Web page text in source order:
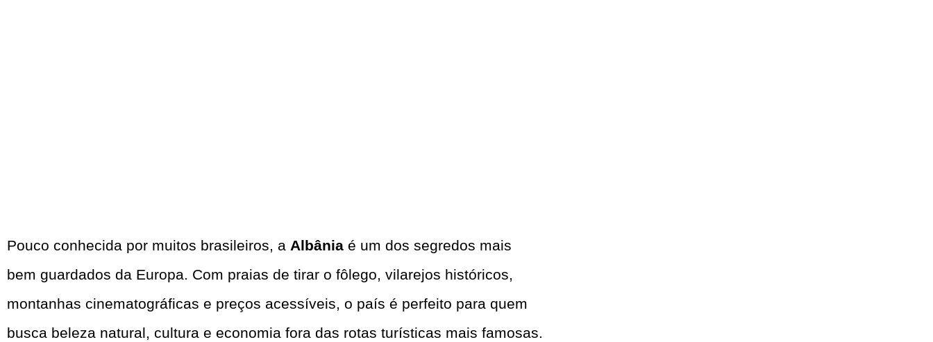
Pouco conhecida por muitos brasileiros, a Albânia é um dos segredos mais
bem guardados da Europa. Com praias de tirar o fôlego, vilarejos históricos,
montanhas cinematográficas e preços acessíveis, o país é perfeito para quem
busca beleza natural, cultura e economia fora das rotas turísticas mais famosas.